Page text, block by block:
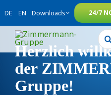
springen
DE EN Downloads 24/7
Herzlich
der
Gruppe!